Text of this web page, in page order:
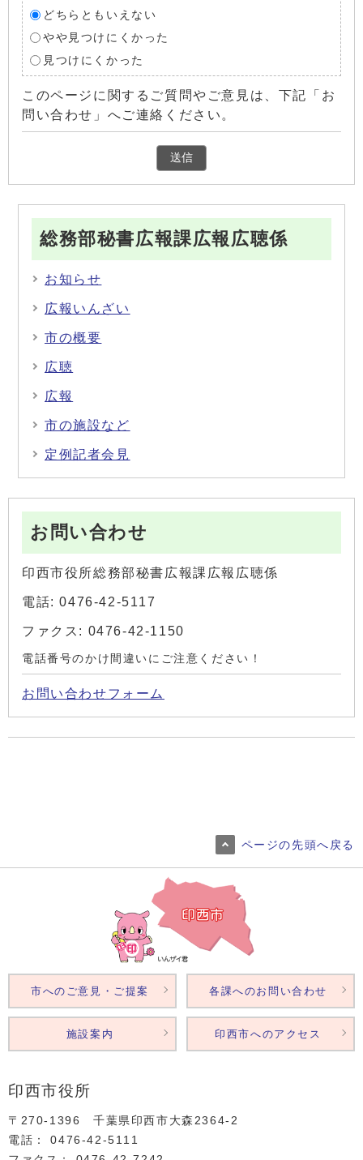
どちらともいえない
やや見つけにくかった
見つけにくかった
このページに関するご質問やご意見は、下記「お
問い合わせ」へご連絡ください。
総務部秘書広報課広報広聴係
お知らせ
広報いんざい
市の概要
広聴
広報
市の施設など
定例記者会見
お問い合わせ
印西市役所総務部秘書広報課広報広聴係
電話: 0476-42-5117
ファクス: 0476-42-1150
電話番号のかけ間違いにご注意ください！
お問い合わせフォーム
ページの先頭へ戻る
印西市役所
〒270-1396 千葉県印西市大森2364‐2
電話： 0476‐42‐5111
市へのご意見・ご提案 各課へのお問い合わせ
施設案内 印西市へのアクセス